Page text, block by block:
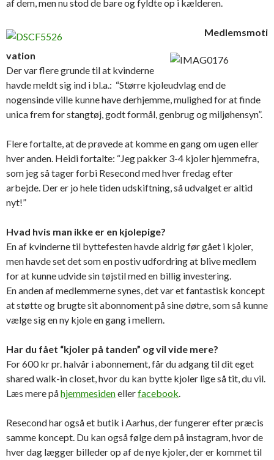
af dem, men nu stod de bare og fyldte op i kælderen.
Medlemsmoti
vation
Der var flere grunde til at kvinderne
havde meldt sig ind i bl.a.: “Større kjoleudvlag end de
nogensinde ville kunne have derhjemme, mulighed for at finde
unica frem for stangtøj, godt formål, genbrug og miljøhensyn”.
Flere fortalte, at de prøvede at komme en gang om ugen eller
hver anden. Heidi fortalte: “Jeg pakker 3-4 kjoler hjemmefra,
som jeg så tager forbi Resecond med hver fredag efter
arbejde. Der er jo hele tiden udskiftning, så udvalget er altid
nyt!”
Hvad hvis man ikke er en kjolepige?
En af kvinderne til byttefesten havde aldrig før gået i kjoler,
men havde set det som en postiv udfordring at blive medlem
for at kunne udvide sin tøjstil med en billig investering.
En anden af medlemmerne synes, det var et fantastisk koncept
at støtte og brugte sit abonnoment på sine døtre, som så kunne
vælge sig en ny kjole en gang i mellem.
Har du fået “kjoler på tanden” og vil vide mere?
For 600 kr pr. halvår i abonnement, får du adgang til dit eget
shared walk-in closet, hvor du kan bytte kjoler lige så tit, du vil.
Læs mere påhjemmesidenellerfacebook.
Resecond har også et butik i Aarhus, der fungerer efter præcis
samme koncept. Du kan også følge dem på instagram, hvor de
hver dag lægger billeder op af de nye kjoler, der er kommet til